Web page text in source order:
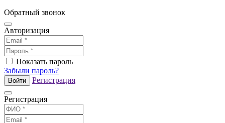
Обратный звонок
Авторизация
Показать пароль
Забыли пароль?
Войти Регистрация
Регистрация